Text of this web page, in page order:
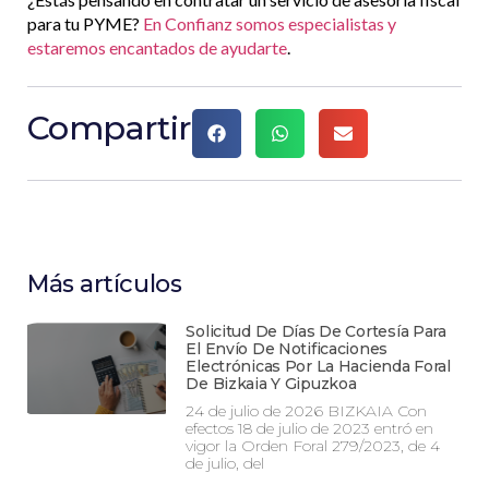
para tu PYME? En Confianz somos especialistas y
estaremos encantados de ayudarte.
Compartir
Más artículos
Solicitud De Días De Cortesía Para
El Envío De Notificaciones
Electrónicas Por La Hacienda Foral
De Bizkaia Y Gipuzkoa
24 de julio de 2026 BIZKAIA Con
efectos 18 de julio de 2023 entró en
vigor la Orden Foral 279/2023, de 4
de julio, del